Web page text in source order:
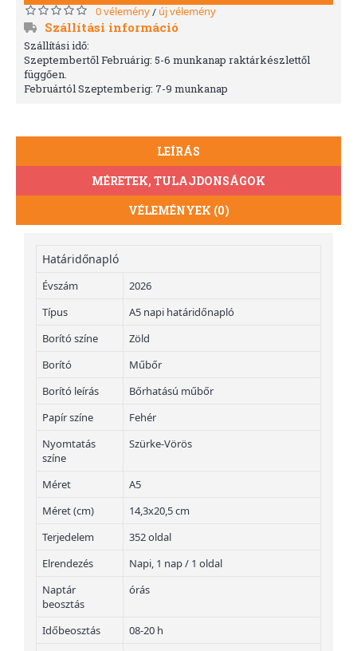
0 vélemény/ új vélemény
Szállítási információ
Szállítási idő:
Szeptembertől Februárig: 5-6 munkanap raktárkészlettől
függően.
Februártól Szeptemberig: 7-9 munkanap
LEÍRÁS
MÉRETEK, TULAJDONSÁGOK
VÉLEMÉNYEK (0)
Határidőnapló
Évszám
2026
Típus
A5 napi határidőnapló
Borító színe
Zöld
Borító
Műbőr
Borító leírás
Bőrhatású műbőr
Papír színe
Fehér
Nyomtatás
színe
Szürke-Vörös
Méret
A5
Méret (cm)
14,3x20,5 cm
Terjedelem
352 oldal
Elrendezés
Napi, 1 nap / 1 oldal
Naptár
beosztás
órás
Időbeosztás
08-20 h